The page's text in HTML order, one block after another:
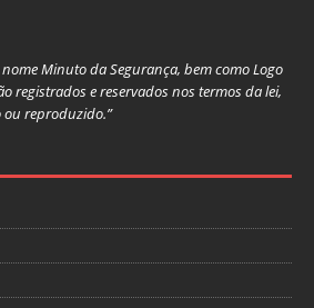
nome Minuto da Segurança, bem como Logo
registrados e reservados nos termos da lei,
reproduzido.”